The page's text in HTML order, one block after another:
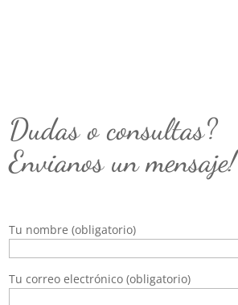
Dudas o consultas?
Envianos un mensaje!
Tu nombre (obligatorio)
Tu correo electrónico (obligatorio)